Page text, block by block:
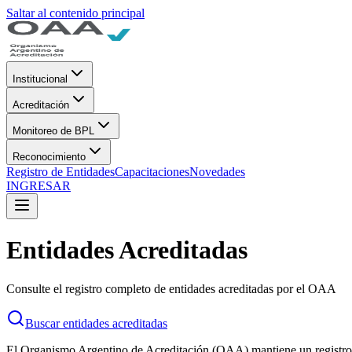
Saltar al contenido principal
Institucional
Acreditación
Monitoreo de BPL
Reconocimiento
Registro de EntidadesCapacitacionesNovedades
INGRESAR
Entidades Acreditadas
Consulte el registro completo de entidades acreditadas por el OAA
Buscar entidades acreditadas